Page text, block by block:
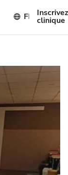
FR clinique